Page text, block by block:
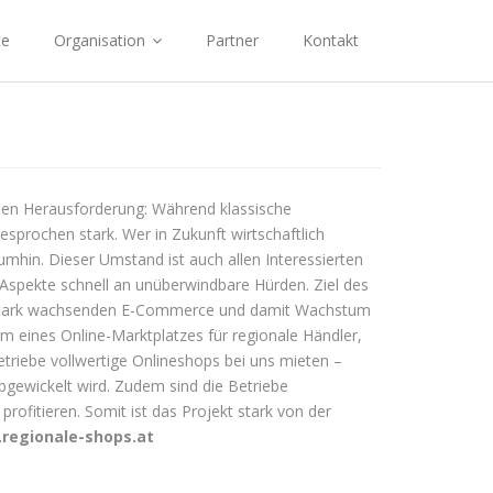
Organisation Partner Kontakt
Herausforderung: Während klassische
stark. Wer in Zukunft wirtschaftlich
Dieser Umstand ist auch allen Interessierten
schnell an unüberwindbare Hürden. Ziel des
wachsenden E-Commerce und damit Wachstum
eines Online-Marktplatzes für regionale Händler,
vollwertige Onlineshops bei uns mieten –
wird. Zudem sind die Betriebe
Somit ist das Projekt stark von der
shops.at